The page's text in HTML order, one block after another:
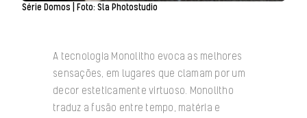
Série Domos | Foto: Sla Photostudio
A tecnologia Monolitho evoca as melhores
sensações, em lugares que clamam por um
decor esteticamente virtuoso. Monolitho
traduz a fusão entre tempo, matéria e